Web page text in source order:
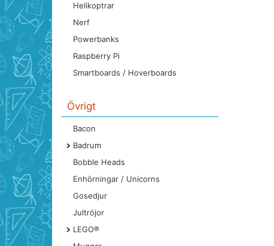
Helikoptrar
Nerf
Powerbanks
Raspberry Pi
Smartboards / Hoverboards
Övrigt
Bacon
Badrum
Bobble Heads
Enhörningar / Unicorns
Gosedjur
Jultröjor
LEGO®